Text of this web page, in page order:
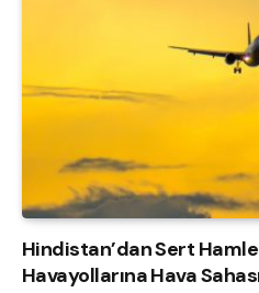
Hindistan’dan Sert
Havayollarına Hava